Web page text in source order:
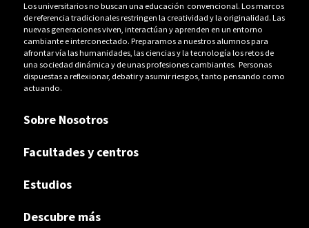
Los universitarios no buscan una educación convencional. Los marcos
de referencia tradicionales restringen la creatividad y la originalidad. Las
nuevas generaciones viven, interactúan y aprenden en un entorno
cambiante e interconectado. Preparamos a nuestros alumnos para
afrontar vía las humanidades, las ciencias y la tecnología los retos de
una sociedad dinámica y de unas profesiones cambiantes. Personas
dispuestas a reflexionar, debatir y asumir riesgos, tanto pensando como
actuando.
Sobre Nosotros
Facultades y centros
Estudios
Descubre más